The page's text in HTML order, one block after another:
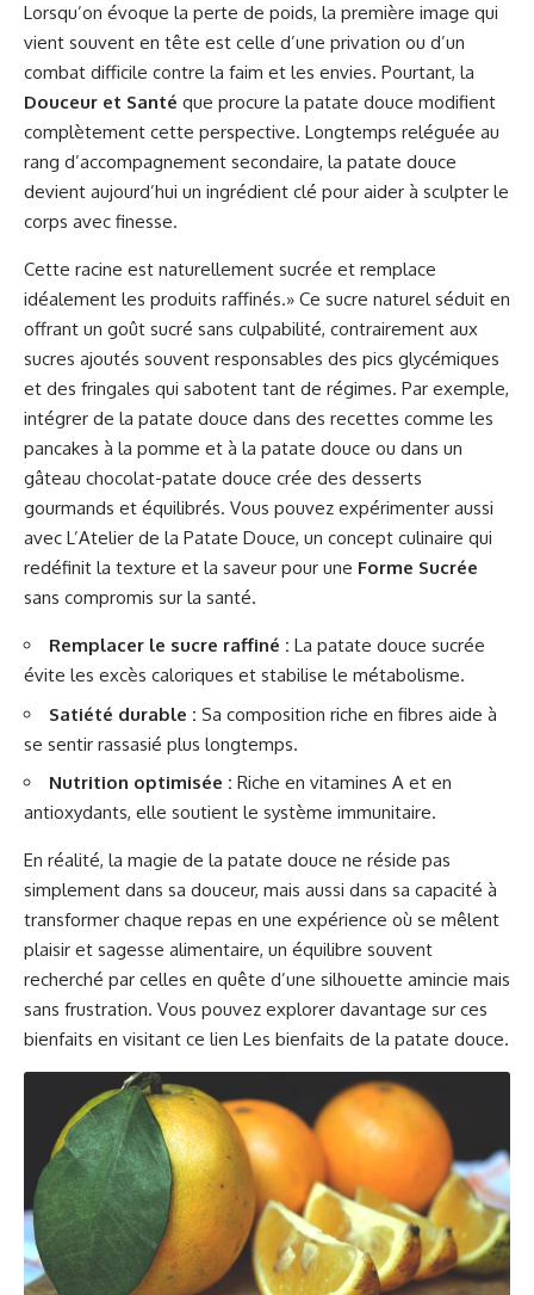
Lorsqu’on évoque la perte de poids, la première image qui
vient souvent en tête est celle d’une privation ou d’un
combat difficile contre la faim et les envies. Pourtant, la
Douceur et Santé que procure la patate douce modifient
complètement cette perspective. Longtemps reléguée au
rang d’accompagnement secondaire, la patate douce
devient aujourd’hui un ingrédient clé pour aider à sculpter le
corps avec finesse.
Cette racine est naturellement sucrée et remplace
idéalement les produits raffinés.» Ce sucre naturel séduit en
offrant un goût sucré sans culpabilité, contrairement aux
sucres ajoutés souvent responsables des pics glycémiques
et des fringales qui sabotent tant de régimes. Par exemple,
intégrer de la patate douce dans des recettes comme les
pancakes à la pomme et à la patate douce ou dans un
gâteau chocolat-patate douce crée des desserts
gourmands et équilibrés. Vous pouvez expérimenter aussi
avec L’Atelier de la Patate Douce, un concept culinaire qui
redéfinit la texture et la saveur pour une Forme Sucrée
sans compromis sur la santé.
Remplacer le sucre raffiné : La patate douce sucrée
évite les excès caloriques et stabilise le métabolisme.
Satiété durable : Sa composition riche en fibres aide à
se sentir rassasié plus longtemps.
Nutrition optimisée : Riche en vitamines A et en
antioxydants, elle soutient le système immunitaire.
En réalité, la magie de la patate douce ne réside pas
simplement dans sa douceur, mais aussi dans sa capacité à
transformer chaque repas en une expérience où se mêlent
plaisir et sagesse alimentaire, un équilibre souvent
recherché par celles en quête d’une silhouette amincie mais
sans frustration. Vous pouvez explorer davantage sur ces
bienfaits en visitant ce lien Les bienfaits de la patate douce.